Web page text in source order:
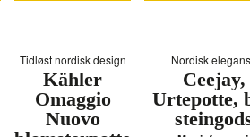
Tidløst nordisk design
Kähler
Omaggio
Nuovo
Nordisk
Ceejay,
Urtepotte,